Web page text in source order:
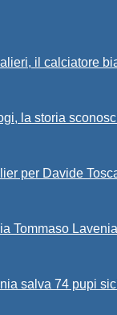
il calciatore
la storia
per Davide
Tommaso
salva 74 pupi